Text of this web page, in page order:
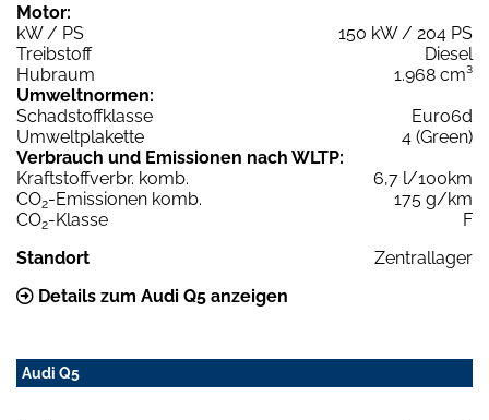
Motor:
kW / PS
150 kW / 204 PS
Treibstoff
Diesel
Hubraum
1.968 cm³
Umweltnormen:
Schadstoffklasse
Euro6d
Umweltplakette
4 (Green)
Verbrauch und Emissionen nach WLTP:
Kraftstoffverbr. komb.
6,7 l/100km
CO2-Emissionen komb.
175 g/km
CO2-Klasse
F
Standort
Zentrallager
Details zum Audi Q5 anzeigen
Audi Q5